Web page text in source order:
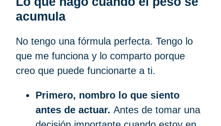
acumula
No tengo una fórmula perfecta. Tengo lo
que me funciona y lo comparto porque
creo que puede funcionarte a ti.
Primero, nombro lo que siento
antes de actuar. Antes de tomar una